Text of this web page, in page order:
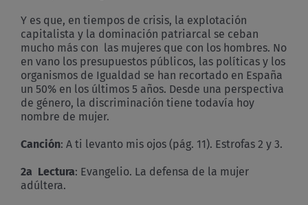
Y es que, en tiempos de crisis, la explotación
capitalista y la dominación patriarcal se ceban
mucho más con las mujeres que con los hombres. No
en vano los presupuestos públicos, las políticas y los
organismos de Igualdad se han recortado en España
un 50% en los últimos 5 años. Desde una perspectiva
de género, la discriminación tiene todavía hoy
nombre de mujer.
Canción: A ti levanto mis ojos (pág. 11). Estrofas 2 y 3.
2a Lectura: Evangelio. La defensa de la mujer
adúltera.